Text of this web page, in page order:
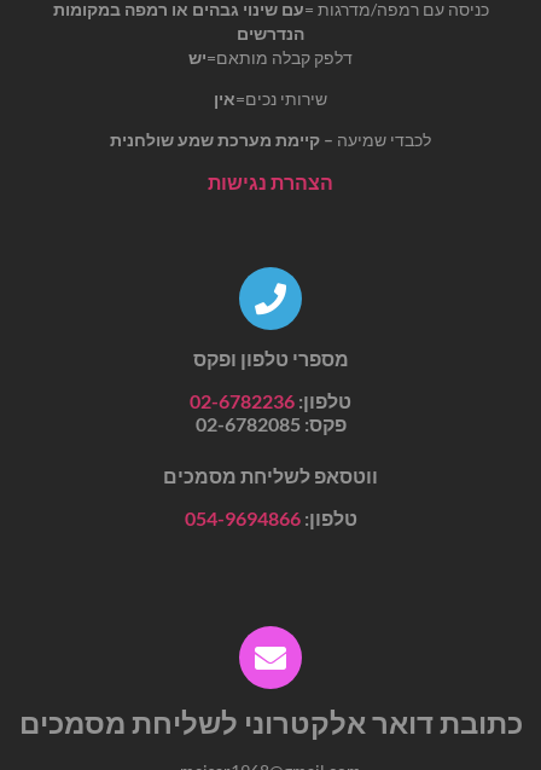
כניסה עם רמפה/מדרגות =עם שינוי גבהים או רמפה במקומות
הנדרשים
דלפק קבלה מותאם=יש
שירותי נכים=אין
לכבדי שמיעה – קיימת מערכת שמע שולחנית
הצהרת נגישות
מספרי טלפון ופקס
טלפון: 02-6782236
פקס:02-6782085
ווטסאפ לשליחת מסמכים
טלפון:054-9694866
כתובת דואר אלקטרוני לשליחת מסמכים